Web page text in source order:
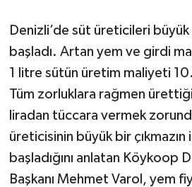
Denizli’de süt üreticileri büyük
başladı. Artan yem ve girdi
1 litre sütün üretim maliyeti 10.
Tüm zorluklara rağmen
liradan tüccara vermek
üreticisinin büyük bir
başladığını anlatan Köykoop
Başkanı Mehmet Varol, yem